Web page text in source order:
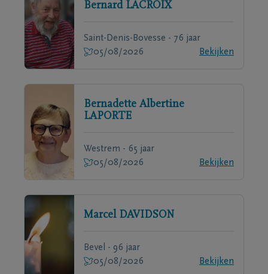
Bernard LACROIX
Saint-Denis-Bovesse - 76 jaar
05/08/2026
Bekijken
Bernadette Albertine
LAPORTE
Westrem - 65 jaar
05/08/2026
Bekijken
Marcel DAVIDSON
Bevel - 96 jaar
05/08/2026
Bekijken